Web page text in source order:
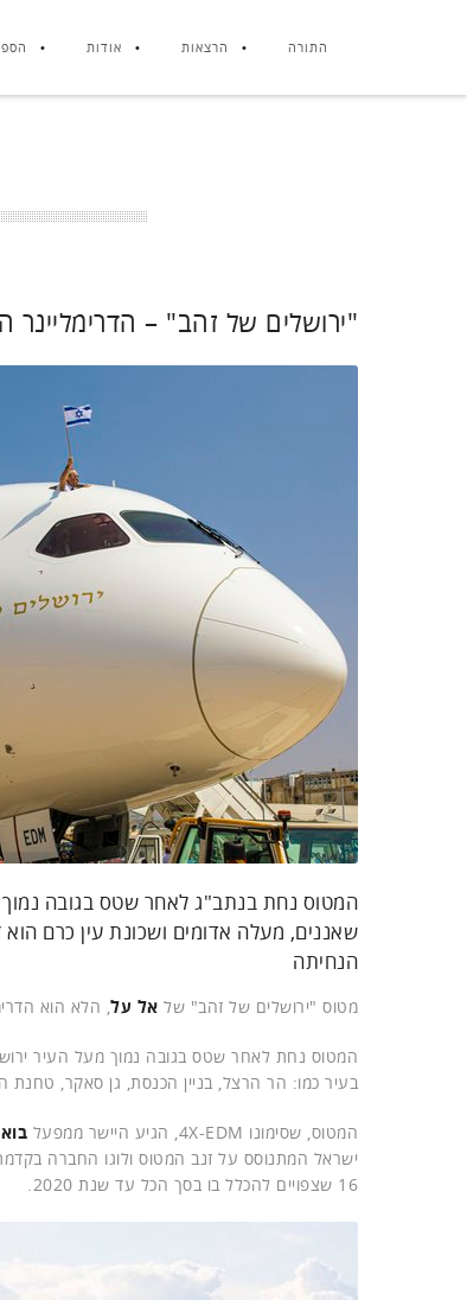
התורה הרצאות אודות
"ירושלים של זהב" – הדרימליינר ה-12 של אל על – הגיע
המטוס נחת בנתב"ג לאחר שטס בגובה נמוך
שאננים, מעלה אדומים ושכונת עין כרם
הנחיתה
מטוס "ירושלים של זהב" של אל על, הלא הוא הדרימליינר ה-12 במספר של
המטוס נחת לאחר שטס בגובה נמוך מעל העיר
בעיר כמו: הר הרצל, בניין הכנסת, גן סאקר, טחנת
המטוס, שסימונו 4X-EDM, הגיע היישר ממפעל
16 שצפויים להכלל בו בסך הכל עד שנת 2020.